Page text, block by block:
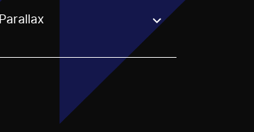
Parallax